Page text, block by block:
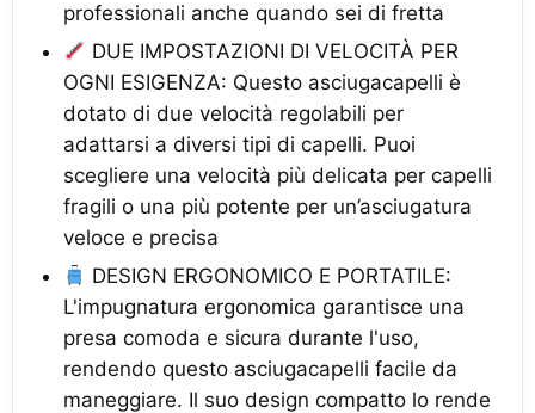
professionali anche quando sei di fretta
DUE IMPOSTAZIONI DI VELOCITÀ PER
OGNI ESIGENZA: Questo asciugacapelli è
dotato di due velocità regolabili per
adattarsi a diversi tipi di capelli. Puoi
scegliere una velocità più delicata per capelli
fragili o una più potente per un’asciugatura
veloce e precisa
DESIGN ERGONOMICO E PORTATILE:
L'impugnatura ergonomica garantisce una
presa comoda e sicura durante l'uso,
rendendo questo asciugacapelli facile da
maneggiare. Il suo design compatto lo rende